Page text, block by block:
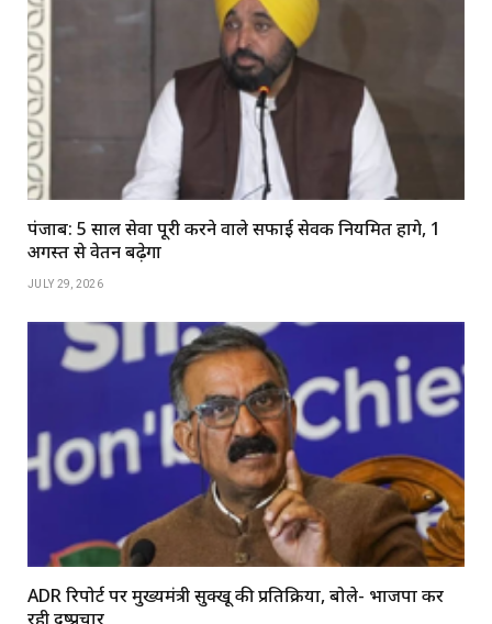
पंजाब: 5 साल सेवा पूरी करने वाले सफाई सेवक नियमित होंगे, 1
अगस्त से वेतन बढ़ेगा
JULY 29, 2026
ADR रिपोर्ट पर मुख्यमंत्री सुक्खू की प्रतिक्रिया, बोले- भाजपा कर
रही दुष्प्रचार